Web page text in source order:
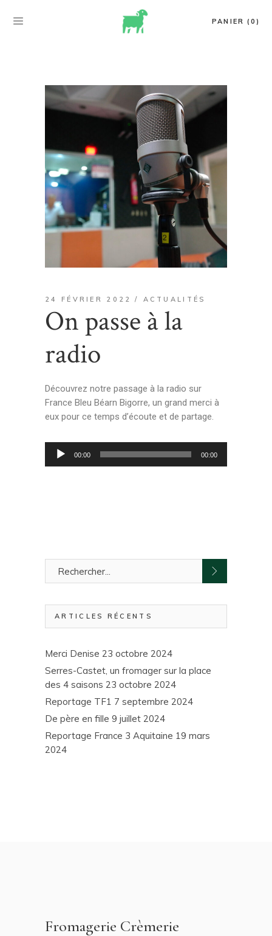
PANIER (0)
24 FÉVRIER 2022 ACTUALITÉS
On passe à la
radio
Découvrez notre passage à la radio sur
France Bleu Béarn Bigorre, un grand merci à
eux pour ce temps d’écoute et de partage.
Lecteur
audio
00:00 00:00
ARTICLES RÉCENTS
Merci Denise 23 octobre 2024
Serres-Castet, un fromager sur la place
des 4 saisons 23 octobre 2024
Reportage TF1 7 septembre 2024
De père en fille 9 juillet 2024
Reportage France 3 Aquitaine 19 mars
2024
Fromagerie Crèmerie